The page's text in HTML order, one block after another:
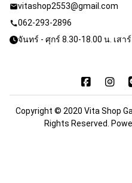
mailvitashop2553@gmail.com
call062-293-2896
จันทร์ - ศุกร์ 8.30-18.00 น. เสา
Copyright © 2020 Vita Shop
Rights Reserved.